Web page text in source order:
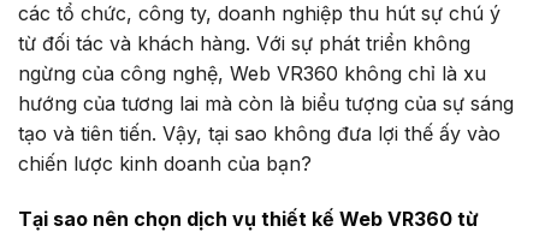
các tổ chức, công ty, doanh nghiệp thu hút sự chú ý
từ đối tác và khách hàng. Với sự phát triển không
ngừng của công nghệ, Web VR360 không chỉ là xu
hướng của tương lai mà còn là biểu tượng của sự sáng
tạo và tiên tiến. Vậy, tại sao không đưa lợi thế ấy vào
chiến lược kinh doanh của bạn?
Tại sao nên chọn dịch vụ thiết kế Web VR360 từ